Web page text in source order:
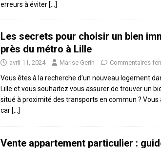
erreurs à éviter […]
Les secrets pour choisir un bien
près du métro à Lille
avril 11, 2024 Marise Gerin Commentaires
Vous êtes à la recherche d’un nouveau logement
Lille et vous souhaitez vous assurer de trouver un
situé à proximité des transports en commun ? Vous
car […]
Vente appartement particulier :